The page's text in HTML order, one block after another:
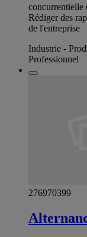
concurrentielle
Rédiger des
de l'entreprise
Industrie -
Professionnel
276970399